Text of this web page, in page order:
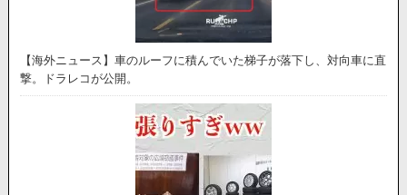
【海外ニュース】車のルーフに積んでいた梯子が落下し、対向車に直
撃。ドラレコが公開。